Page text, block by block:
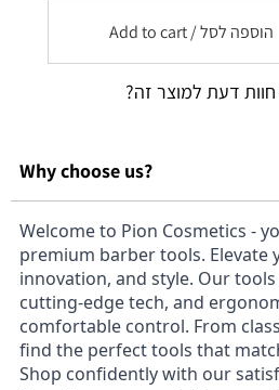
הוספה לסל / Add to cart
חוות דעת למוצר זה?
Why choose us?
Welcome to Pion Cosmetics -
premium barber tools. Elevate
innovation, and style. Our
cutting-edge tech, and
comfortable control. From
find the perfect tools that
Shop confidently with our